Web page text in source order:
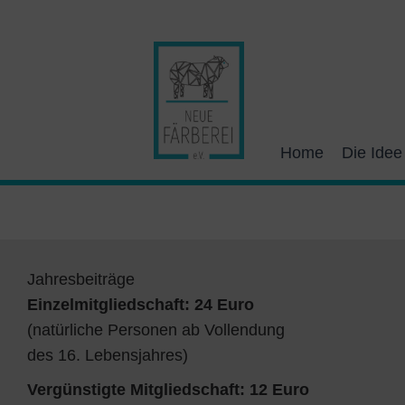
Home Die Idee
Jahresbeiträge
Einzelmitgliedschaft: 24 Euro
(natürliche Personen ab Vollendung
des 16. Lebensjahres)
Vergünstigte Mitgliedschaft: 12 Euro